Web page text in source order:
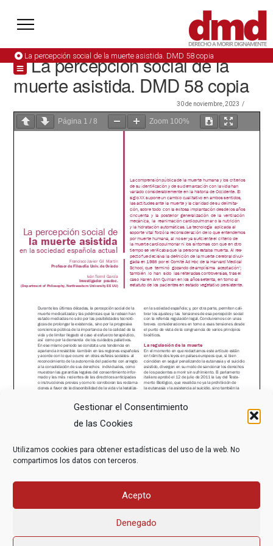
Gestionar el Consentimiento
de las Cookies
Utilizamos cookies para obtener estadísticas del uso de la web. No
compartimos los datos con terceros.
Acepto
Denegado
La percepción social de la muerte asistida. DMD 58 copia
La percepción social de la
muerte asistida. DMD 58 copia
30 de noviembre, 2023
Página 1 /8 Zoom 100%